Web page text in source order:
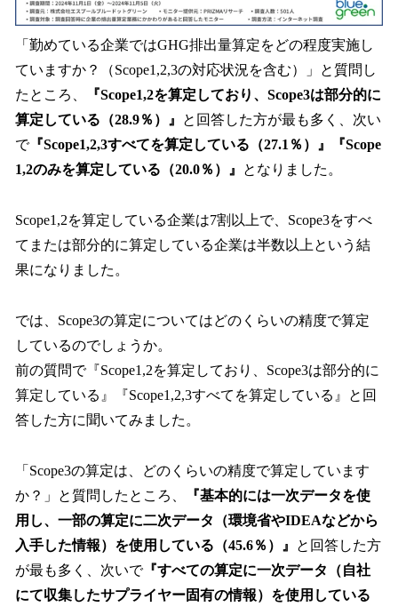
「勤めている企業ではGHG排出量算定をどの程度実施し
ていますか？（Scope1,2,3の対応状況を含む）」と質問し
たところ、
『Scope1,2を算定しており、Scope3は部分的に
算定している（28.9％）』
と回答した方が最も多く、次い
で『Scope1,2,3すべてを算定している（27.1％）』『Scope
1,2のみを算定している（20.0％）』
となりました。
Scope1,2を算定している企業は7割以上で、Scope3をすべ
てまたは部分的に算定している企業は半数以上という結
果になりました。
では、Scope3の算定についてはどのくらいの精度で算定
しているのでしょうか。
前の質問で『Scope1,2を算定しており、Scope3は部分的に
算定している』『Scope1,2,3すべてを算定している』と回
答した方に聞いてみました。
「Scope3の算定は、どのくらいの精度で算定しています
か？」と質問したところ、
『基本的には一次データを使
用し、一部の算定に二次データ（環境省やIDEAなどから
入手した情報）を使用している（45.6％）』
と回答した方
が最も多く、次いで『すべての算定に一次データ（自社
にて収集したサプライヤー固有の情報）を使用している